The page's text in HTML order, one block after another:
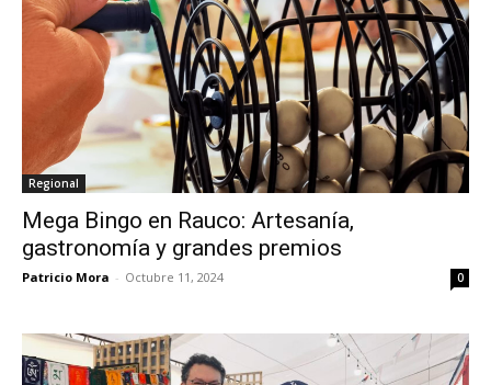
Regional
Mega Bingo en Rauco: Artesanía,
gastronomía y grandes premios
Patricio Mora - Octubre 11, 2024 0